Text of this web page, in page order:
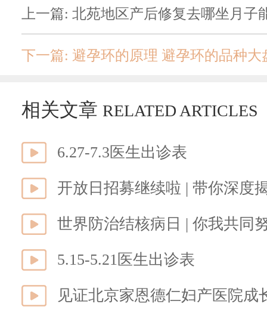
下一篇: 避孕环的原理 避孕环的品种
相关文章 RELATED ARTICLES
6.27-7.3医生出诊表
开放日招募继续啦 | 带你深度
世界防治结核病日 | 你我共同
5.15-5.21医生出诊表
见证北京家恩德仁妇产医院成